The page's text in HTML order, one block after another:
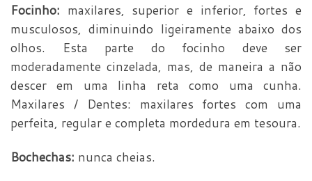
Focinho: maxilares, superior e inferior, fortes e
musculosos, diminuindo ligeiramente abaixo dos
olhos. Esta parte do focinho deve ser
moderadamente cinzelada, mas, de maneira a não
descer em uma linha reta como uma cunha.
Maxilares / Dentes: maxilares fortes com uma
perfeita, regular e completa mordedura em tesoura.
Bochechas: nunca cheias.